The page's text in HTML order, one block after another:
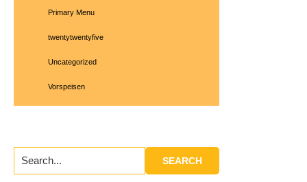
Primary Menu
twentytwentyfive
Uncategorized
Vorspeisen
Search...